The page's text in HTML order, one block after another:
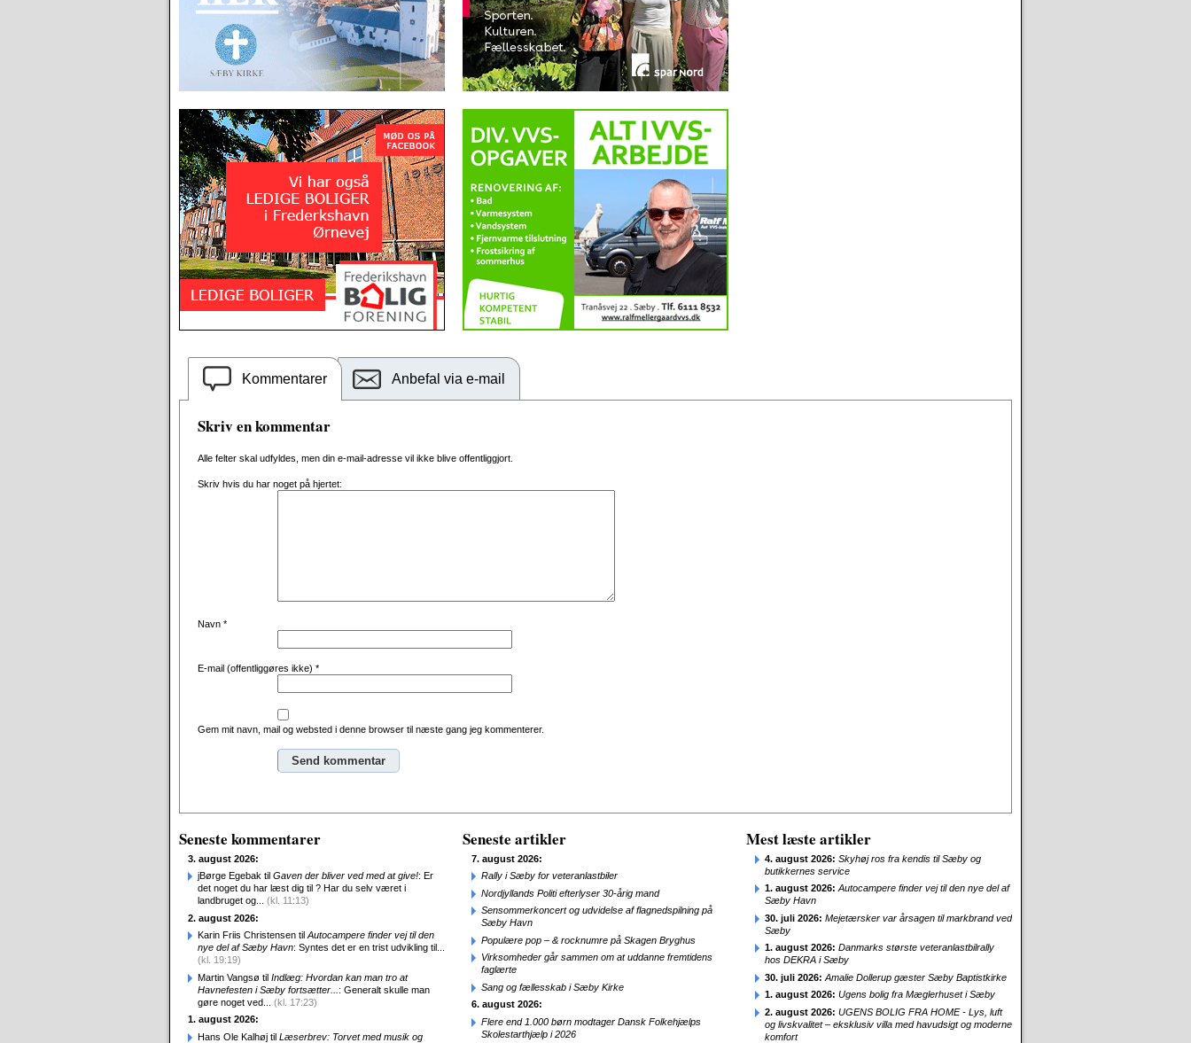
Kommentarer Anbefal via e-mail
Skriv en kommentar
Alle felter skal udfyldes, men din e-mail-adresse vil ikke blive offentliggjort.
Skriv hvis du har noget på hjertet:
Navn *
E-mail (offentliggøres ikke) *
Gem mit navn, mail og websted i denne browser til næste gang jeg kommenterer.
Seneste kommentarer
3. august 2026:
jBørge Egebak til Gaven der bliver ved med at give!: Er
det noget du har læst dig til ? Har du selv været i
landbruget og... (kl. 11:13)
2. august 2026:
Karin Friis Christensen til Autocampere finder vej til den
nye del af Sæby Havn: Syntes det er en trist udvikling til...
(kl. 19:19)
Martin Vangsø til Indlæg: Hvordan kan man tro at
Havnefesten i Sæby fortsætter... : Generalt skulle man
gøre noget ved... (kl. 17:23)
1. august 2026:
Hans Ole Kalhøj til Læserbrev: Torvet med musik og
Seneste artikler
7. august 2026:
Rally i Sæby for veteranlastbiler
Nordjyllands Politi efterlyser 30-årig mand
Sensommerkoncert og udvidelse af flagnedspilning på
Sæby Havn
Populære pop – & rocknumre på Skagen Bryghus
Virksomheder går sammen om at uddanne fremtidens
faglærte
Sang og fællesskab i Sæby Kirke
6. august 2026:
Flere end 1.000 børn modtager Dansk Folkehjælps
Skolestarthjælp i 2026
Mest læste artikler
4. august 2026: Skyhøj ros fra kendis til Sæby og
butikkernes service
1. august 2026: Autocampere finder vej til den nye del af
Sæby Havn
30. juli 2026: Mejetærsker var årsagen til markbrand ved
Sæby
1. august 2026: Danmarks største veteranlastbilrally
hos DEKRA i Sæby
30. juli 2026: Amalie Dollerup gæster Sæby Baptistkirke
1. august 2026: Ugens bolig fra Mæglerhuset i Sæby
2. august 2026: UGENS BOLIG FRA HOME - Lys, luft
og livskvalitet – eksklusiv villa med havudsigt og moderne
komfort